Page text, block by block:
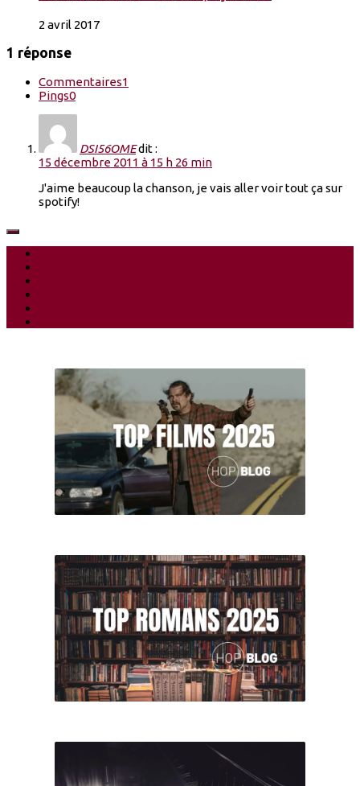
2 avril 2017
1 réponse
Commentaires1
Pings0
DSI56OMEdit :
15 décembre 2011 à 15 h 26 min
J'aime beaucoup la chanson, je vais aller voir tout ça sur
spotify!